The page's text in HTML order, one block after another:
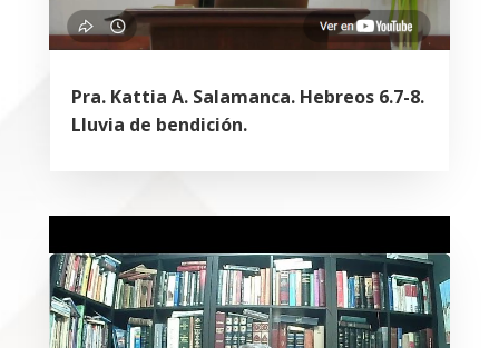
Pra. Kattia A. Salamanca. Hebreos 6.7-8.
Lluvia de bendición.